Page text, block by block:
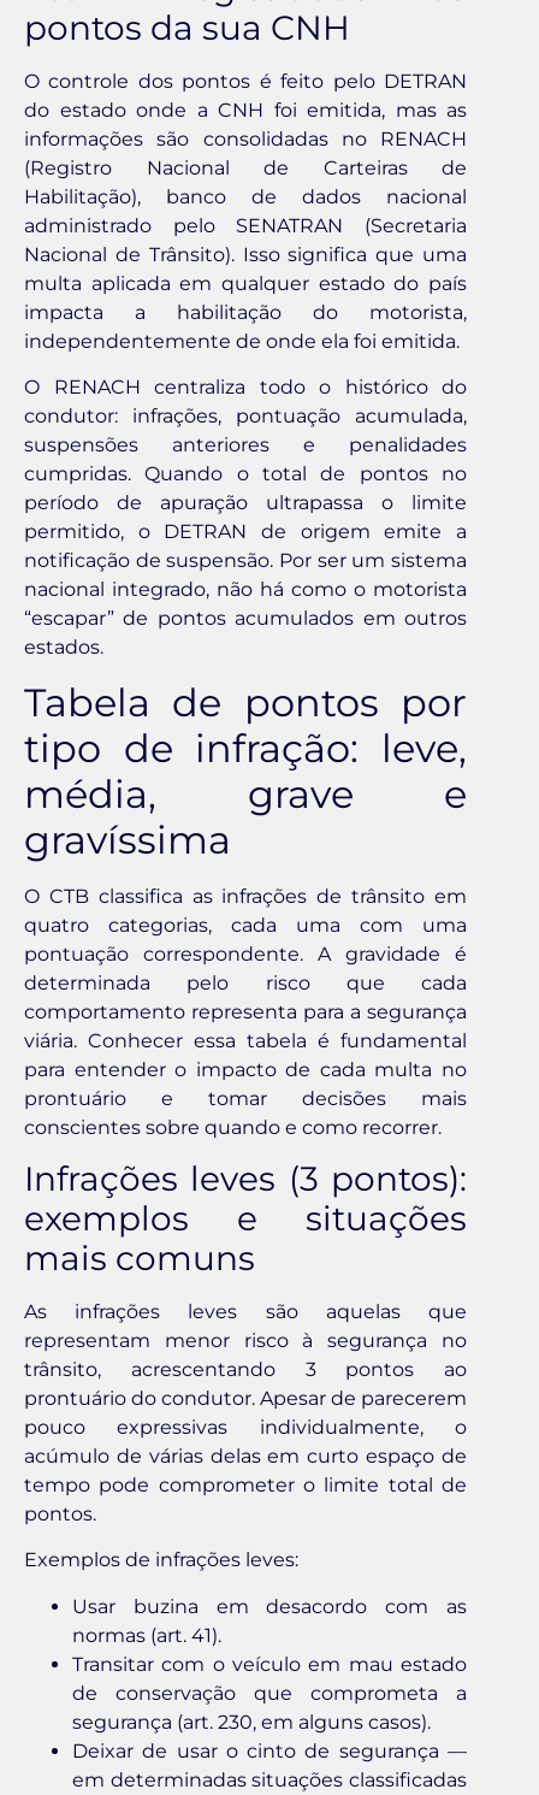
pontos da sua CNH
O controle dos pontos é feito pelo DETRAN
do estado onde a CNH foi emitida, mas as
informações são consolidadas no RENACH
(Registro Nacional de Carteiras de
Habilitação), banco de dados nacional
administrado pelo SENATRAN (Secretaria
Nacional de Trânsito). Isso significa que uma
multa aplicada em qualquer estado do país
impacta a habilitação do motorista,
independentemente de onde ela foi emitida.
O RENACH centraliza todo o histórico do
condutor: infrações, pontuação acumulada,
suspensões anteriores e penalidades
cumpridas. Quando o total de pontos no
período de apuração ultrapassa o limite
permitido, o DETRAN de origem emite a
notificação de suspensão. Por ser um sistema
nacional integrado, não há como o motorista
“escapar” de pontos acumulados em outros
estados.
Tabela de pontos por
tipo de infração: leve,
média, grave e
gravíssima
O CTB classifica as infrações de trânsito em
quatro categorias, cada uma com uma
pontuação correspondente. A gravidade é
determinada pelo risco que cada
comportamento representa para a segurança
viária. Conhecer essa tabela é fundamental
para entender o impacto de cada multa no
prontuário e tomar decisões mais
conscientes sobre quando e como recorrer.
Infrações leves (3 pontos):
exemplos e situações
mais comuns
As infrações leves são aquelas que
representam menor risco à segurança no
trânsito, acrescentando 3 pontos ao
prontuário do condutor. Apesar de parecerem
pouco expressivas individualmente, o
acúmulo de várias delas em curto espaço de
tempo pode comprometer o limite total de
pontos.
Exemplos de infrações leves:
Usar buzina em desacordo com as
normas (art. 41).
Transitar com o veículo em mau estado
de conservação que comprometa a
segurança (art. 230, em alguns casos).
Deixar de usar o cinto de segurança —
em determinadas situações classificadas